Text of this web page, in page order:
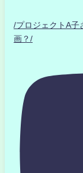
/プロジェクトA
画？/